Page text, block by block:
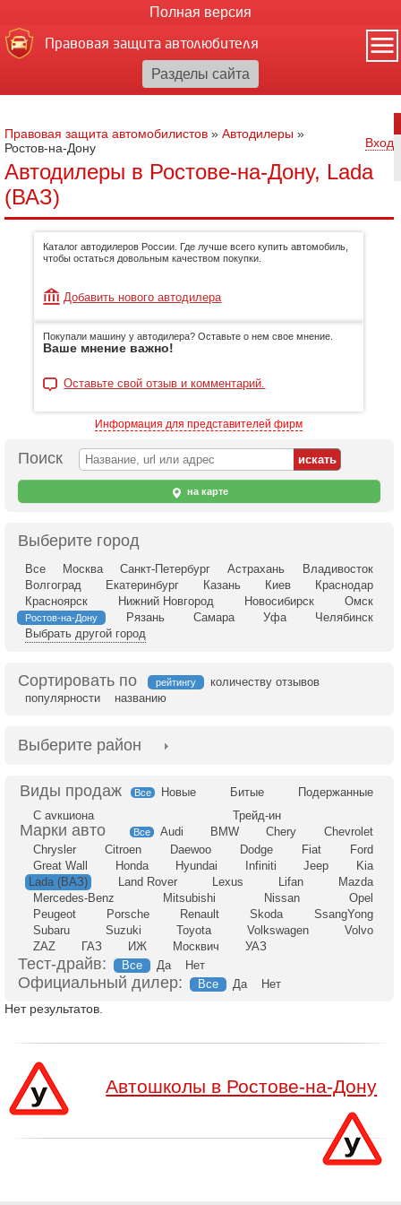
Полная версия
Правовая защита автолюбителя
Правовая защита автомобилистов » Автодилеры »
Ростов-на-Дону
Вход
Автодилеры в Ростове-на-Дону, Lada
(ВАЗ)
Каталог автодилеров России. Где лучше всего купить автомобиль,
чтобы остаться довольным качеством покупки.
Добавить нового автодилера
Покупали машину у автодилера? Оставьте о нем свое мнение.
Ваше мнение важно!
Оставьте свой отзыв и комментарий.
Информация для представителей фирм
Поиск
на карте
Выберите город
Все Москва Санкт-Петербург Астрахань
Владивосток
Волгоград
Екатеринбург Казань Киев
Краснодар
Красноярск
Нижний Новгород Новосибирск Омск
Ростов-на-Дону Рязань Самара Уфа
Челябинск
Выбрать другой город
Сортировать по рейтингу
количеству отзывов
популярности
названию
Выберите район
Все Новые Битые
Подержанные
С аукциона
Трейд-ин
Все Audi BMW Chery
Chevrolet
Chrysler
Citroen Daewoo Dodge Fiat
Ford
Great Wall
Honda Hyundai Infiniti Jeep
Kia
Lada (ВАЗ)
Land Rover Lexus Lifan
Mazda
Mercedes-Benz
Mitsubishi Nissan
Opel
Peugeot
Porsche Renault Skoda
SsangYong
Subaru
Suzuki Toyota Volkswagen
Volvo
ZAZ
ГАЗ ИЖ Москвич УАЗ
Тест-драйв: Все Да Нет
Официальный дилер: Все Да Нет
Нет результатов.
Автошколы в Ростове-на-Дону